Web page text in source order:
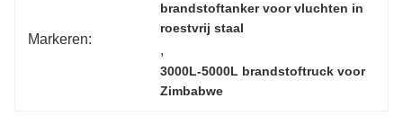
Markeren:
brandstoftanker voor vluchten in
roestvrij staal
,
3000L-5000L brandstoftruck voor
Zimbabwe